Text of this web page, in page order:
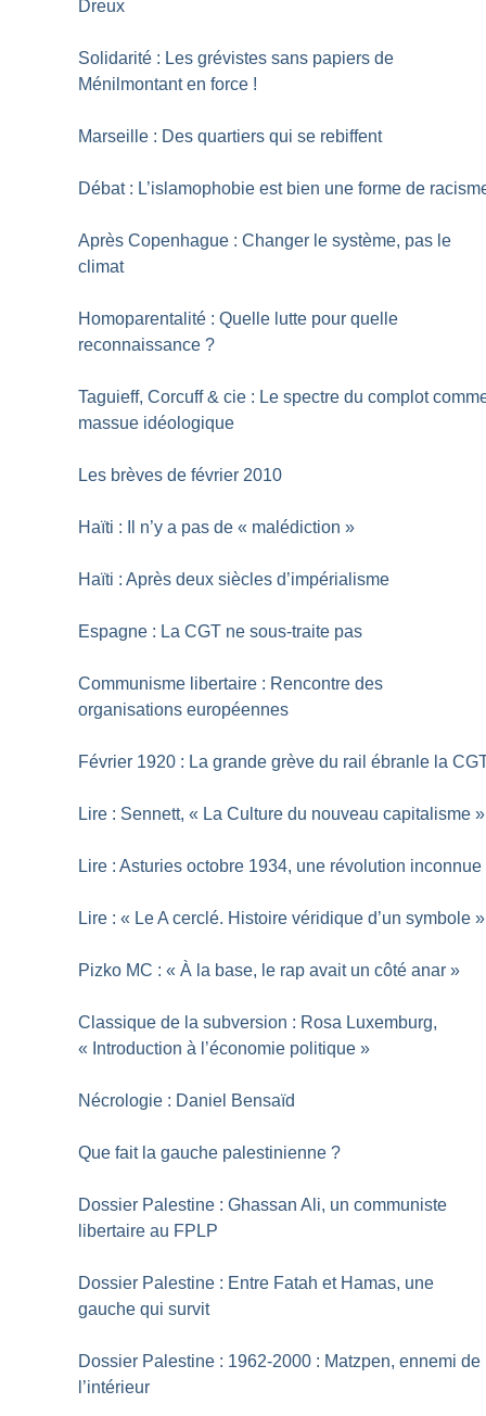
Dreux
Solidarité : Les grévistes sans papiers de
Ménilmontant en force !
Marseille : Des quartiers qui se rebiffent
Débat : L’islamophobie est bien une forme de
Après Copenhague : Changer le système, pas le
climat
Homoparentalité : Quelle lutte pour quelle
reconnaissance ?
Taguieff, Corcuff & cie : Le spectre du complot
massue idéologique
Les brèves de février 2010
Haïti : Il n’y a pas de « malédiction »
Haïti : Après deux siècles d’impérialisme
Espagne : La CGT ne sous-traite pas
Communisme libertaire : Rencontre des
organisations européennes
Février 1920 : La grande grève du rail ébranle la
Lire : Sennett, « La Culture du nouveau capitalisme »
Lire : Asturies octobre 1934, une révolution inconnue
Lire : « Le A cerclé. Histoire véridique d’un symbole »
Pizko MC : « À la base, le rap avait un côté anar »
Classique de la subversion : Rosa Luxemburg,
« Introduction à l’économie politique »
Nécrologie : Daniel Bensaïd
Que fait la gauche palestinienne ?
Dossier Palestine : Ghassan Ali, un communiste
libertaire au FPLP
Dossier Palestine : Entre Fatah et Hamas, une
gauche qui survit
Dossier Palestine : 1962-2000 : Matzpen, ennemi de
l’intérieur